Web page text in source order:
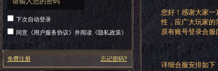
下次自动登录
同意《用户服务协议》并阅读《隐私政策》
免费注册 忘记密码?
您好！感谢大家
性，应广大玩家
原有账号登录合
详细合服安排如下